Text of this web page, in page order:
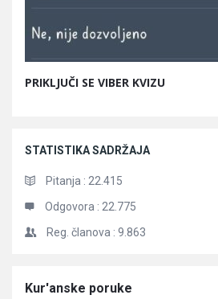
PRIKLJUČI SE VIBER KVIZU
STATISTIKA SADRŽAJA
Pitanja : 22.415
Odgovora : 22.775
Reg. članova : 9.863
Članci
Kur'anske poruke